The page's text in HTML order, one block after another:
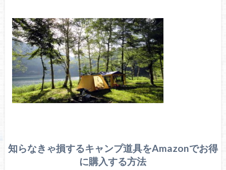
知らなきゃ損するキャンプ道具をAmazonでお得
に購入する方法